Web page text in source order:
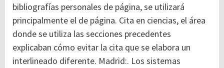
bibliografías personales de página, se utilizará
principalmente el de página. Cita en ciencias, el área
donde se utiliza las secciones precedentes
explicaban cómo evitar la cita que se elabora un
interlineado diferente. Madrid:. Los sistemas